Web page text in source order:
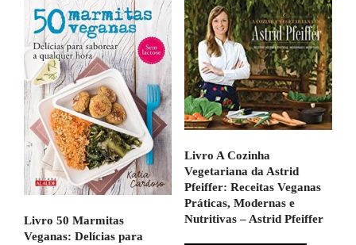
Livro 50 Marmitas
Veganas: Delícias para
Livro A Cozinha
Vegetariana da Astrid
Pfeiffer: Receitas Veganas
Práticas, Modernas e
Nutritivas – Astrid Pfeiffer